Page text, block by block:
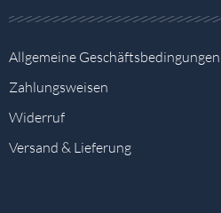
Allgemeine Geschäftsbedingungen
Zahlungsweisen
Widerruf
Versand & Lieferung